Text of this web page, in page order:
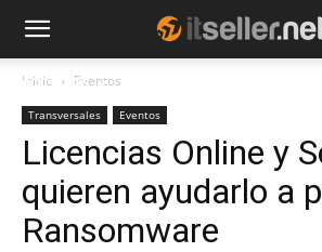
NOTICIAS
Inicio Eventos
Transversales Eventos
Licencias Online y
quieren ayudarlo a
Ransomware